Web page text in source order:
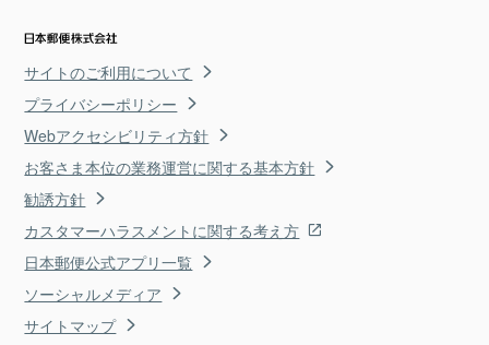
サイトのご利用について
プライバシーポリシー
Webアクセシビリティ方針
お客さま本位の業務運営に関する基本方針
勧誘方針
カスタマーハラスメントに関する考え方
日本郵便公式アプリ一覧
ソーシャルメディア
サイトマップ